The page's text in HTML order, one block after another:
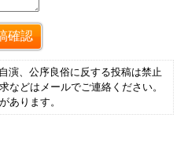
演、公序良俗に反する投稿は禁止
などはメールでご連絡ください。
あります。